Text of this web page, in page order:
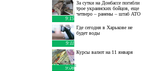
9:15
За сутки на Донбассе погибли
трое украинских бойцов, еще
четверо – ранены – штаб АТО
9:11
Где сегодня в Харькове не
будет воды
9:08
Курсы валют на 11 января
10 января: